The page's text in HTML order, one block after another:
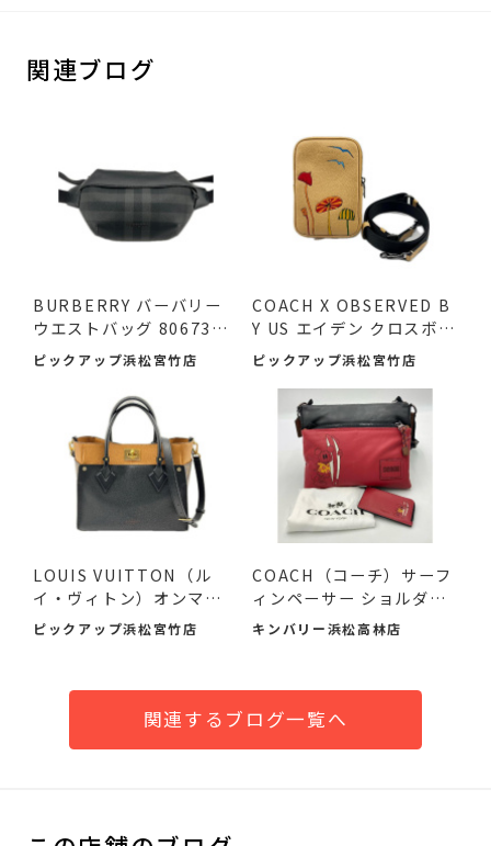
関連ブログ
BURBERRY バーバリー
ウエストバッグ 8067398
ボデ...
ピックアップ浜松宮竹店
COACH X OBSERVED B
Y US エイデン クロスボデ
ィバ...
ピックアップ浜松宮竹店
LOUIS VUITTON（ル
イ・ヴィトン）オンマイ
サイドMM...
ピックアップ浜松宮竹店
COACH（コーチ）サーフ
ィンペーサー ショルダー
バ...
キンバリー浜松高林店
関連するブログ一覧へ